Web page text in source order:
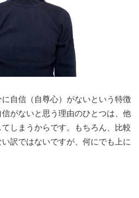
自信（自尊心）がないという特徴
がないと思う理由のひとつは、他
しまうからです。もちろん、比較
訳ではないですが、何にでも上に